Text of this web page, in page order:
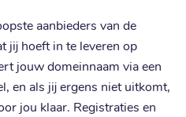
aanbieders van de
jij hoeft in te leveren op
jouw domeinnaam via een
en als jij ergens niet uitkomt,
jou klaar. Registraties en